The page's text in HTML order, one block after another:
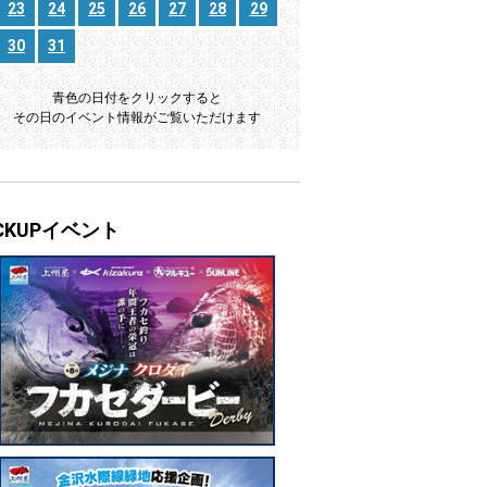
23 24 25 26 27 28 29
30 31
青色の日付をクリックすると
その日のイベント情報がご覧いただけます
イベント